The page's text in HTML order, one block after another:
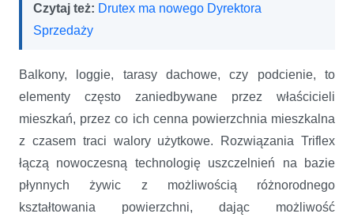
Czytaj też: Drutex ma nowego Dyrektora
Sprzedaży
Balkony, loggie, tarasy dachowe, czy podcienie, to
elementy często zaniedbywane przez właścicieli
mieszkań, przez co ich cenna powierzchnia mieszkalna
z czasem traci walory użytkowe. Rozwiązania Triflex
łączą nowoczesną technologię uszczelnień na bazie
płynnych żywic z możliwością różnorodnego
kształtowania powierzchni, dając możliwość